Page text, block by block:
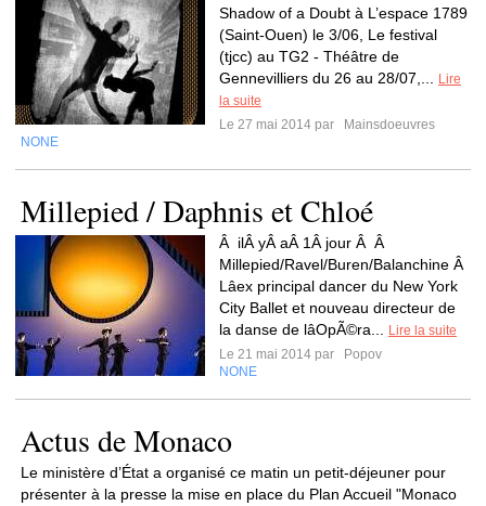
Shadow of a Doubt à L’espace 1789
(Saint-Ouen) le 3/06, Le festival
(tjcc) au TG2 - Théâtre de
Gennevilliers du 26 au 28/07,...
Lire
la suite
Le 27 mai 2014 par
Mainsdoeuvres
NONE
Millepied / Daphnis et Chloé
Â ilÂ yÂ aÂ 1Â jour Â Â
Millepied/Ravel/Buren/Balanchine Â
Lâex principal dancer du New York
City Ballet et nouveau directeur de
la danse de lâOpÃ©ra...
Lire la suite
Le 21 mai 2014 par
Popov
NONE
Actus de Monaco
Le ministère d’État a organisé ce matin un petit-déjeuner pour
présenter à la presse la mise en place du Plan Accueil "Monaco